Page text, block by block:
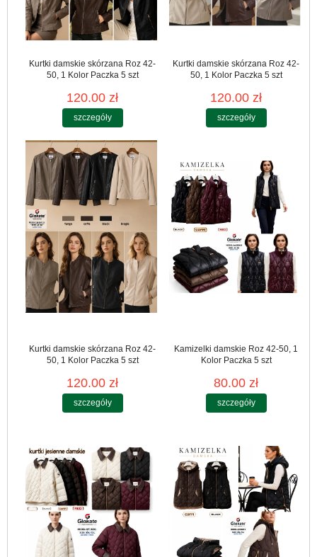
Kurtki damskie skórzana Roz 42-
50, 1 Kolor Paczka 5 szt
120.00 zł
szczegóły
Kurtki damskie skórzana Roz 42-
50, 1 Kolor Paczka 5 szt
120.00 zł
szczegóły
Kurtki damskie skórzana Roz 42-
50, 1 Kolor Paczka 5 szt
120.00 zł
szczegóły
Kamizelki damskie Roz 42-50, 1
Kolor Paczka 5 szt
80.00 zł
szczegóły